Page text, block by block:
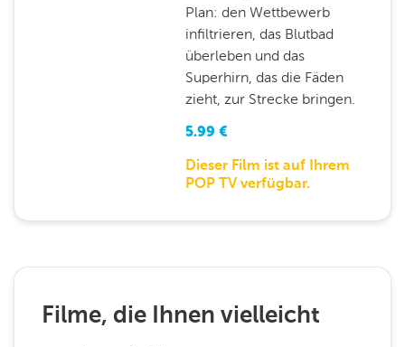
Plan: den Wettbewerb
infiltrieren, das Blutbad
überleben und das
Superhirn, das die Fäden
zieht, zur Strecke bringen.
5.99 €
Dieser Film ist auf Ihrem
POP TV verfügbar.
Filme, die Ihnen vielleicht